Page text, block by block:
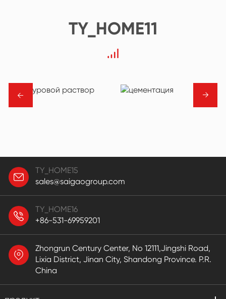
TY_HOME11
→ →
TY_HOME15
sales@saigaogroup.com
TY_HOME16
+86-531-69959201
Zhongrun Century Center, No 12111,Jingshi Road,
Lixia District, Jinan City, Shandong Province. P.R.
China